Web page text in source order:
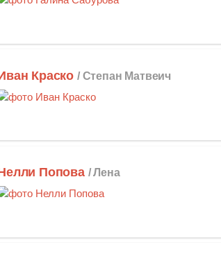
Краско / Степан Матвеич
Попова / Лена